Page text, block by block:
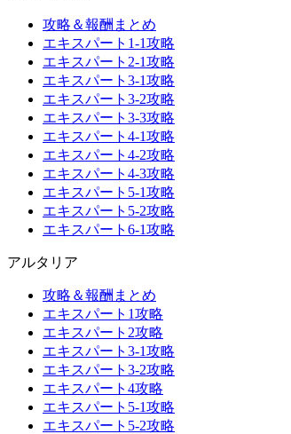
攻略＆報酬まとめ
エキスパート1-1攻略
エキスパート2-1攻略
エキスパート3-1攻略
エキスパート3-2攻略
エキスパート3-3攻略
エキスパート4-1攻略
エキスパート4-2攻略
エキスパート4-3攻略
エキスパート5-1攻略
エキスパート5-2攻略
エキスパート6-1攻略
アルタリア
攻略＆報酬まとめ
エキスパート1攻略
エキスパート2攻略
エキスパート3-1攻略
エキスパート3-2攻略
エキスパート4攻略
エキスパート5-1攻略
エキスパート5-2攻略